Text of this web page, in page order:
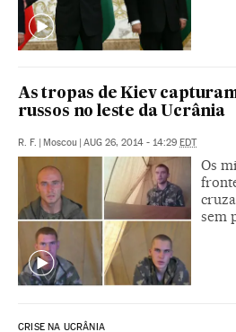
As tropas de Kiev
russos no leste da Ucrânia
R. F. Moscou AUG 26, 2014 - 14:29 EDT
Os
sem
CRISE NA UCRÂNIA